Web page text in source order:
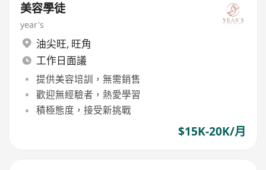
美容學徒
year's
油尖旺, 旺角
工作日面議
提供美容培訓，無需銷售
歡迎無經驗者，熱愛學習
積極態度，接受新挑戰
$15K-20K/月